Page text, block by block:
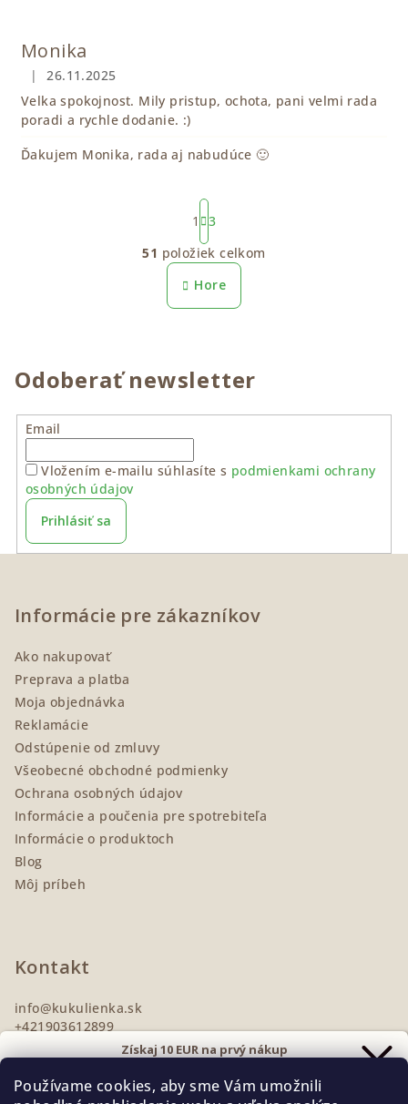
Používame cookies, aby sme Vám umožnili
Monika
Hodnotenie obchodu je 5 z 5 hviezdičiek.
|
26.11.2025
Velka spokojnost. Mily pristup, ochota, pani velmi rada
poradi a rychle dodanie. :)
Ďakujem Monika, rada aj nabudúce 🙂
O
v
l
c
i
r
v
i
S
t
r
á
k
o
i
1
3
51 položiek celkom
Hore
Odoberať newsletter
Email
Vložením e-mailu súhlasíte s podmienkami ochrany
osobných údajov
Prihlásiť sa
Informácie pre zákazníkov
Ako nakupovať
Preprava a platba
Moja objednávka
Reklamácie
Odstúpenie od zmluvy
Všeobecné obchodné podmienky
Ochrana osobných údajov
Informácie a poučenia pre spotrebiteľa
Informácie o produktoch
Blog
Môj príbeh
Kontakt
info@kukulienka.sk
+421903612899
Získaj 10 EUR na prvý nákup
a zľavu ti pošlem rovnodo e-mailu.